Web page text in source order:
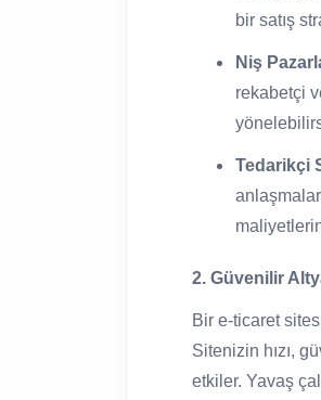
bir satış
Niş
rekabetçi
Tedarikçi
2. Güvenilir
Bir e-ticaret
Sitenizin hızı,
etkiler. Yavaş